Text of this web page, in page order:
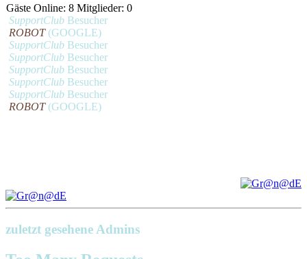
Gäste Online: 8 Mitglieder: 0
SupportClub Besucher
ROBOT(GOOGLE)
SupportClub Besucher
SupportClub Besucher
SupportClub Besucher
SupportClub Besucher
SupportClub Besucher
ROBOT(GOOGLE)
zuletzt gesehene Admins